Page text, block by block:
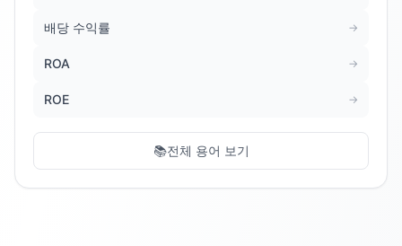
배당 수익률 →
ROA →
ROE →
📚전체 용어 보기